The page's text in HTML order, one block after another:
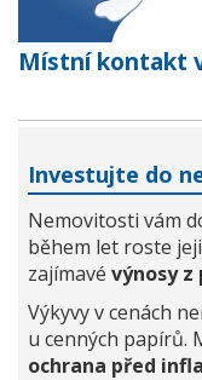
Místní kontakt
Investujte do
Nemovitosti vám
během let roste
zajímavé výnosy
Výkyvy v cenách
u cenných papírů.
ochrana před